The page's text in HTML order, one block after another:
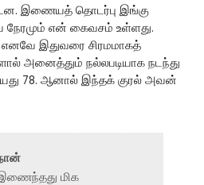
இணையத் தொடர்பு இங்கு
நேரமும் என் கைவசம் உள்ளது.
எனவே இதுவரை சிரமமாகத்
அனைத்தும் நல்லபடியாக நடந்து
78. ஆனால் இந்தக் குரல் அவன்
மிக